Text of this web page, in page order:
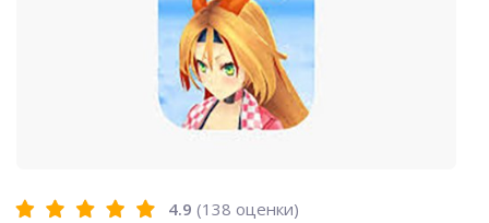
4.9 (138 оценки)